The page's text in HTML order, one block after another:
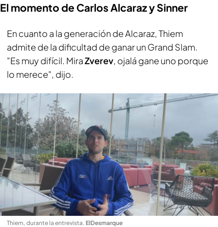
El momento de Carlos Alcaraz y Sinner
En cuanto a la generación de Alcaraz, Thiem
admite de la dificultad de ganar un Grand Slam.
"Es muy difícil. MiraZverev , ojalá gane uno porque
lo merece", dijo.
Thiem, durante la entrevista. ElDesmarque